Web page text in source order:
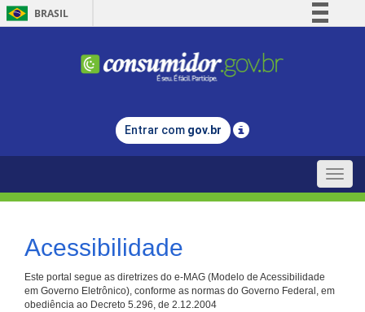
BRASIL
Comunica BR
Legislação
Entrar com gov.br
Toggle
Acessibilidade
Este portal segue as diretrizes do e-MAG (Modelo de Acessibilidade
em Governo Eletrônico), conforme as normas do Governo Federal, em
obediência ao Decreto 5.296, de 2.12.2004